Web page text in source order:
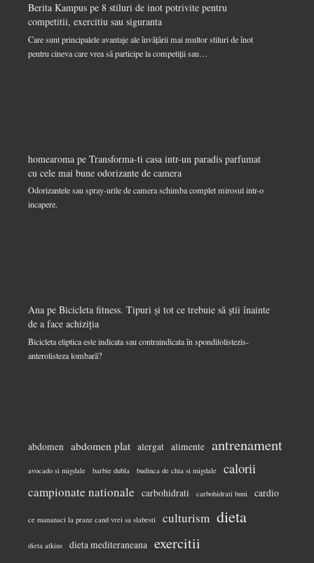
Berita Kampus pe 8 stiluri de inot potrivite pentru
competitii, exercitiu sau siguranta
Care sunt principalele avantaje ale învățării mai multor stiluri de înot
pentru cineva care vrea să participe la competiții sau…
homearoma pe Transforma-ti casa intr-un paradis parfumat
cu cele mai bune odorizante de camera
Odorizantele sau spray-urile de camera schimba complet mirosul intr-o
incapere.
Ana pe Bicicleta fitness. Tipuri și tot ce trebuie să știi înainte
de a face achiziția
Bicicleta eliptica este indicata sau contraindicata în spondilolistezis-
anterolisteza lombară?
abdomen abdomen plat alergat alimente antrenament
avocado si migdale barbie dubla budinca de chia si migdale calorii
campionate nationale carbohidrati carbohidrati buni cardio
ce mananaci la pranz cand vrei sa slabesti culturism dieta
dieta atkins dieta mediteraneana exercitii